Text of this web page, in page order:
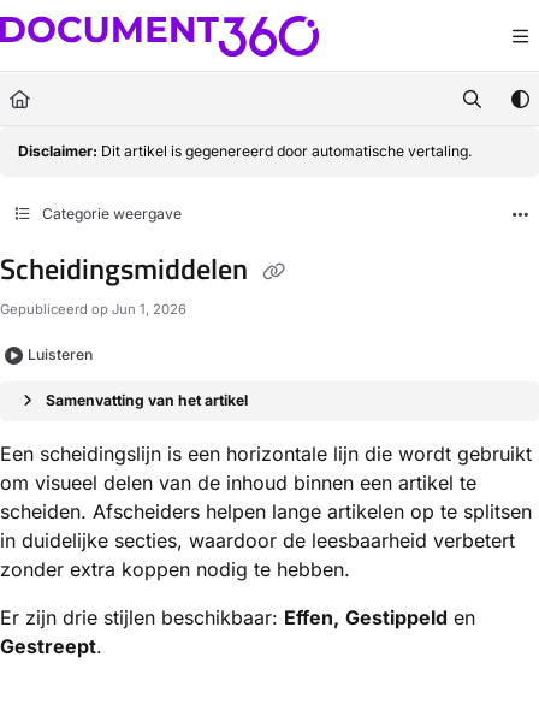
Documentation Index
Fetch the complete documentation index at:https://docs.document360.com/
Use this file to discover all available pages before exploring further.
Disclaimer: Dit artikel is gegenereerd door automatische vertaling.
Categorie weergave
Scheidingsmiddelen
Gepubliceerd op Jun 1, 2026
Luisteren
Samenvatting van het artikel
Een scheidingslijn is een horizontale lijn die wordt gebruikt
om visueel delen van de inhoud binnen een artikel te
scheiden. Afscheiders helpen lange artikelen op te splitsen
in duidelijke secties, waardoor de leesbaarheid verbetert
zonder extra koppen nodig te hebben.
Er zijn drie stijlen beschikbaar: Effen, Gestippeld en
Gestreept.